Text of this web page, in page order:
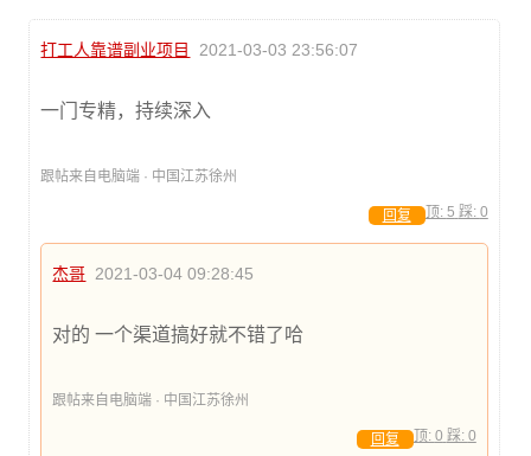
打工人靠谱副业项目 2021-03-03 23:56:07
一门专精，持续深入
跟帖来自电脑端 · 中国江苏徐州
顶: 5 踩: 0
回复
杰哥 2021-03-04 09:28:45
对的 一个渠道搞好就不错了哈
跟帖来自电脑端 · 中国江苏徐州
顶: 0 踩: 0
回复